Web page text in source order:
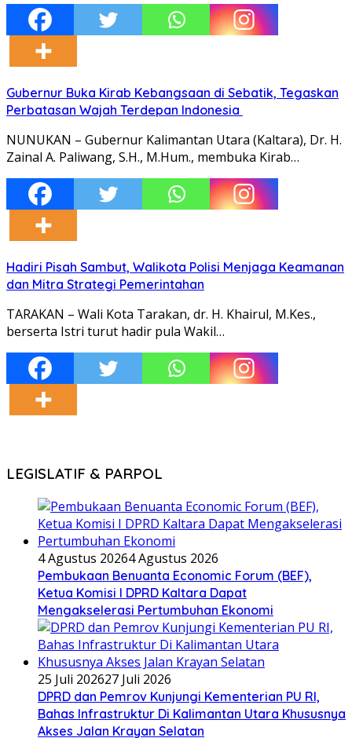
Gubernur Buka Kirab Kebangsaan di Sebatik, Tegaskan
Perbatasan Wajah Terdepan Indonesia
NUNUKAN – Gubernur Kalimantan Utara (Kaltara), Dr. H.
Zainal A. Paliwang, S.H., M.Hum., membuka Kirab…
Hadiri Pisah Sambut, Walikota Polisi Menjaga Keamanan
dan Mitra Strategi Pemerintahan
TARAKAN – Wali Kota Tarakan, dr. H. Khairul, M.Kes.,
berserta Istri turut hadir pula Wakil…
LEGISLATIF & PARPOL
4 Agustus 20264 Agustus 2026
Pembukaan Benuanta Economic Forum (BEF),
Ketua Komisi I DPRD Kaltara Dapat
Mengakselerasi Pertumbuhan Ekonomi
25 Juli 202627 Juli 2026
DPRD dan Pemrov Kunjungi Kementerian PU RI,
Bahas Infrastruktur Di Kalimantan Utara Khususnya
Akses Jalan Krayan Selatan